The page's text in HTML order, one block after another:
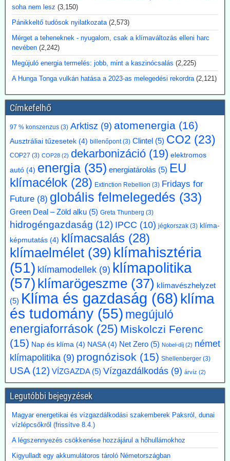
2026.07.17. Blackout News: Argentína
magánbefektetői finanszírozással kíván
atomerőművet létesíteni
Argentína az Atucha-i atomerőmű-telepen egy új, körülbelül 300
megawatt teljesítményű atomreaktort kíván építeni. A projektet
teljes egészében magánforrásokból finanszírozzák, és a beruházás
gazdasági miniszter július elején mutatta be a terveket a projekt
fejlesztőjével, a Meitner Energy vállalattal közösen. A vállalat az
célokra megvalósítani.
Kommentárunk: Ezek szerint Argentínáról nemcsak pénzügy
válságok említése során hallhatunk, hanem nukleáris technológiánál
is. A 300 MW Paks II teljesítményének kb. egyhetede.
2026.07.17. Blackout News: A német RWE
vezérigazgatója a német - az uniós vállalásoknál
5 évvel előbbre hozott - klímacélok eltörlését kéri
Markus Krebber, az RWE vezérigazgatója azt követeli, hogy
hosszabbítsák meg a német klímacélok elérése határidejét, és a
klímasemlegességet 2045-ről 2050-re halasszák el. Úgy véli, hogy a
korábbi, az EU 2050-es célévétől eltérő német „különút” gazdasági
szempontból káros és klímapolitikai szempontból hatástalan.
Vassiliadis, szakszervezeti vezetője támogatja a kezdeményezést,
mivel a magas energiaköltségek, a gyenge konjunktúra és a rövid
beruházási határidők elsősorban az energiaintenzív vállalkozásokat
terhelik. A törvényes cél azonban továbbra is érvényben marad,
amíg a Bundestag nem módosítja az éghajlatvédelmi törvényt.
Kommentárunk: Az öt év halasztás kb. annyit jelent, mint
fuldoklónak a szalmaszál. És evvel a két idézett vezető is tisztában
van.
2026.07.17. Műszaki Magazin: A BME kutatói
segítenek kideríteni, hogyan lehetne Budapestre
vinni a paksi hőt
Az atomerőmű hulladékhőjének a fővárosi távfűtésben történő
hasznosítása gazdasági és környezetvédelmi szempontból is
A főváros távhőrendszerét üzemeltető Budapesti Közművek (BKM)
több hónapig tartó tárgyalások után megbízási szerződést kötött a
BME-vel egy döntést megalapozó tanulmány közös elkészítésére a
Paksi Atomerőmű hőjének a fővárosi távfűtési rendszerbe való
eljuttatása lehetőségéről.
soha nem lesz (3,150)
Pánikkeltő tudósok nyilatkozata (2,573)
Mérget a teheneknek - nyugalom, csak a klímaváltozás elleni harc
nevében (2,242)
Megújuló energia termelés: jobb, mint a kaszinócsalás (2,225)
A Hunga Tonga vulkán hatása a 2023-as melegedési rekordra (2,121)
Címkefelhő
97 % konszenzus (3) Arktisz (9) atomenergia (16)
Ausztráliai tűzesetek (4) billenőpont(3) Clintel (5) CO2 (23)
COP27 (3) COP28 (2) dekarbonizáció (19) elektromos
autó (4) energia (35) energiatárolás (5) EU
klímacélok (28) Extinction Rebellion (3) Fridays for
Future (8) globális felmelegedés (33)
Green Deal – Zöld alku (5) Greta Thunberg (3)
hidrogéngazdaság (12) IPCC (10) jégkorszak (3) klíma-
képmutatás (4) klímacsalás (28)
klímaelmélet (39) klímahisztéria
(51) klímamodellek (9) klímapolitika
(57) klímarögeszme (37) klímavészhelyzet
(5) Klíma és gazdaság (68) klíma
és tudomány (55) megújuló
energiaforrások (25) Miskolczi Ferenc
(15) Nap és klíma (4) NASA(4) Net Zero (5) Nobel-díj (2) német
klímapolitika (9) prognózisok (15) Shellenberger (3)
USA (12) VÍZGAZDA(5) Vízgazdálkodás (9) árvíz (2)
Legutóbbi bejegyzések
Magyar energetikai és vízgazdálkodási szakemberek Paksról, dunai
vízlépcsőkről (frissítve 8.4.)
A légszennyezés csökkenése hozzájárul a hőhullámokhoz
Kigyulladt egy akkumulátoros tároló Németországban